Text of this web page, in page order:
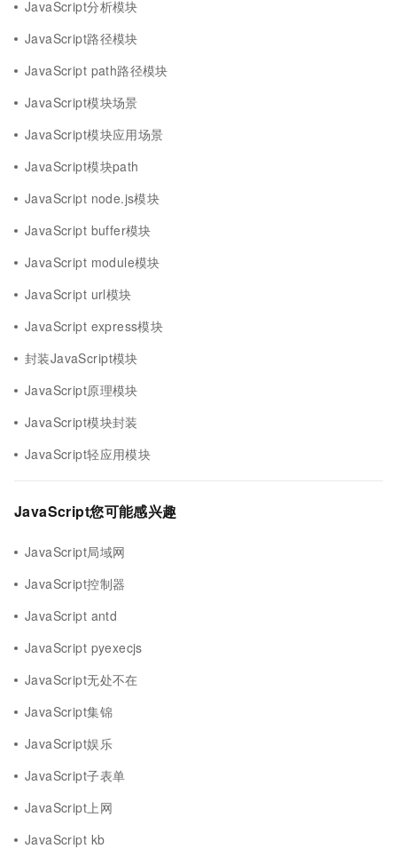
JavaScript分析模块
JavaScript路径模块
JavaScript path路径模块
JavaScript模块场景
JavaScript模块应用场景
JavaScript模块path
JavaScript node.js模块
JavaScript buffer模块
JavaScript module模块
JavaScript url模块
JavaScript express模块
封装JavaScript模块
JavaScript原理模块
JavaScript模块封装
JavaScript轻应用模块
JavaScript您可能感兴趣
JavaScript局域网
JavaScript控制器
JavaScript antd
JavaScript pyexecjs
JavaScript无处不在
JavaScript集锦
JavaScript娱乐
JavaScript子表单
JavaScript上网
JavaScript kb